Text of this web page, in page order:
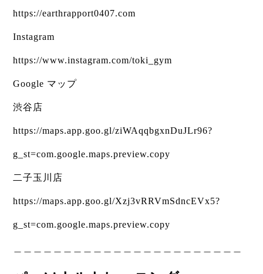
https://earthrapport0407.com
Instagram
https://www.instagram.com/toki_gym
Google マップ
渋谷店
https://maps.app.goo.gl/ziWAqqbgxnDuJLr96?
g_st=com.google.maps.preview.copy
二子玉川店
https://maps.app.goo.gl/Xzj3vRRVmSdncEVx5?
g_st=com.google.maps.preview.copy